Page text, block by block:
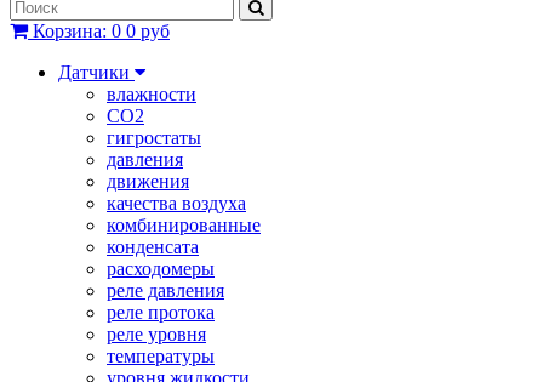
Корзина: 0 0 руб
Датчики
влажности
CO2
гигростаты
давления
движения
качества воздуха
комбинированные
конденсата
расходомеры
реле давления
реле протока
реле уровня
температуры
уровня жидкости